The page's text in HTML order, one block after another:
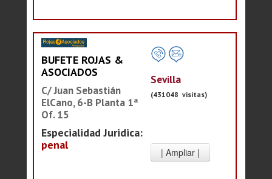
BUFETE ROJAS &
ASOCIADOS
C/ Juan Sebastián
ElCano, 6-B Planta 1ª
Of. 15
Especialidad Juridica:
penal
Sevilla
(431048 visitas)